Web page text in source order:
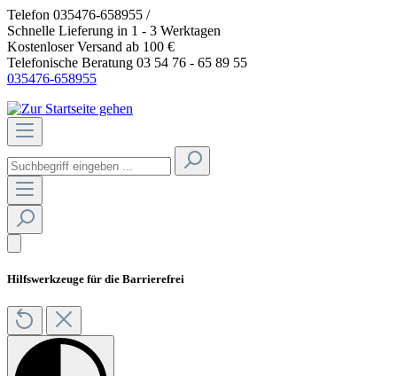
Telefon 035476-658955 /
Schnelle Lieferung in 1 - 3 Werktagen
Kostenloser Versand ab 100 €
Telefonische Beratung 03 54 76 - 65 89 55
035476-658955
Hilfswerkzeuge für die Barrierefrei